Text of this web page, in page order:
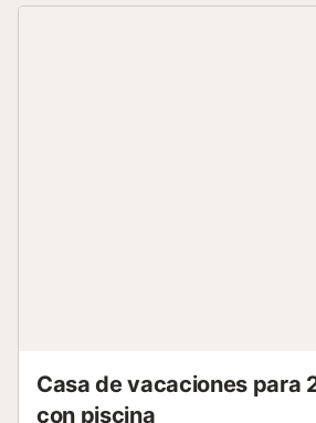
Casa de vacaciones para
con piscina